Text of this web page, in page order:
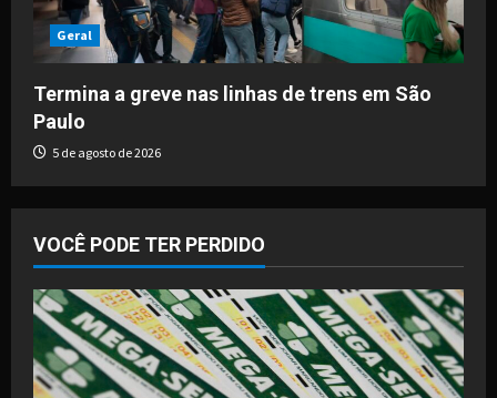
Geral
Termina a greve nas linhas de trens em São
Paulo
5 de agosto de 2026
VOCÊ PODE TER PERDIDO